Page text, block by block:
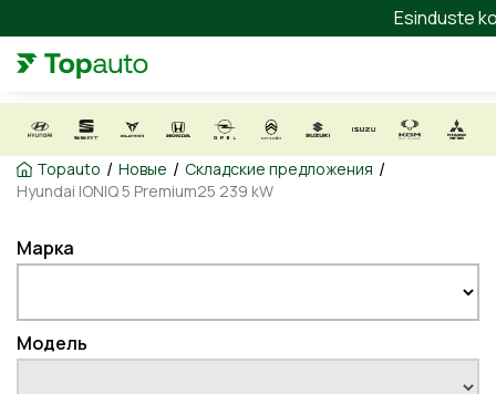
Esinduste
Topauto / Новые / Складские предложения /
Hyundai IONIQ 5 Premium25 239 kW
Марка
Модель